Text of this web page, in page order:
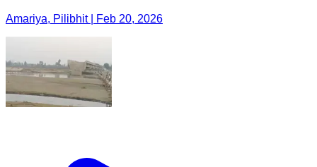
Amariya, Pilibhit | Feb 20, 2026